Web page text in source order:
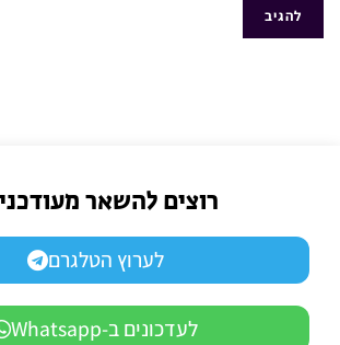
רוצים להשאר
לערוץ הטלגרם
לעדכונים ב-Whatsapp